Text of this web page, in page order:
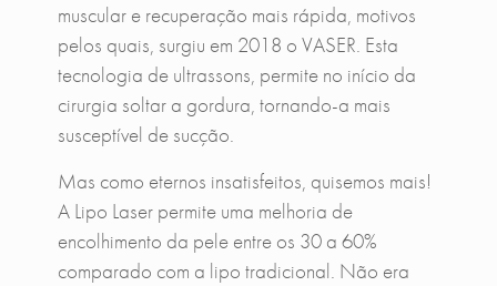
muscular e recuperação mais rápida, motivos
pelos quais, surgiu em 2018 o VASER. Esta
tecnologia de ultrassons, permite no início da
cirurgia soltar a gordura, tornando-a mais
susceptível de sucção.
Mas como eternos insatisfeitos, quisemos mais!
A Lipo Laser permite uma melhoria de
encolhimento da pele entre os 30 a 60%
comparado com a lipo tradicional. Não era